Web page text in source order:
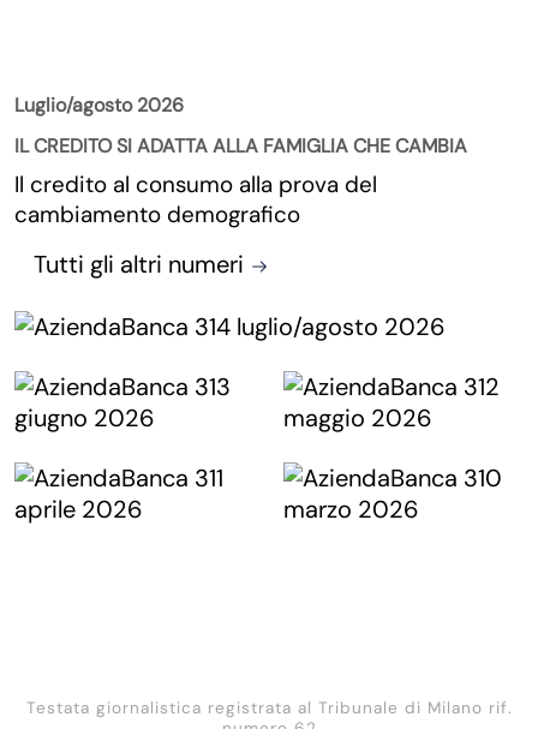
Luglio/agosto 2026
IL CREDITO SI ADATTA ALLA FAMIGLIA CHE CAMBIA
Il credito al consumo alla prova del
cambiamento demografico
Tutti gli altri numeri
Testata giornalistica registrata al Tribunale di Milano rif.